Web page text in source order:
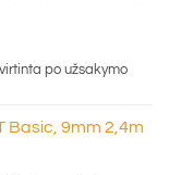
po užsakymo
Basic, 9mm 2,4m